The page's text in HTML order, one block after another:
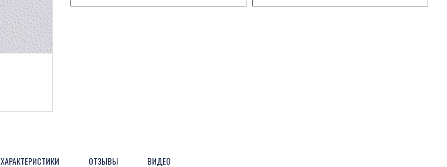
ХАРАКТЕРИСТИКИ ОТЗЫВЫ ВИДЕО